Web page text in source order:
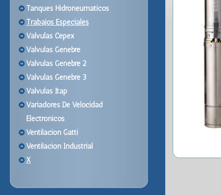
Tanques Hidroneumaticos
Trabajos Especiales
Valvulas Cepex
Valvulas Genebre
Valvulas Genebre 2
Valvulas Genebre 3
Valvulas Itap
Variadores De Velocidad
Electronicos
Ventilacion Gatti
Ventilacion Industrial
X